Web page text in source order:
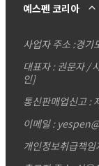
예스펜 코리아
사업자 주소 :경기
대표자 : 권문자 /
인]
통신판매업신고 :
이메일 :
개인정보취급책임